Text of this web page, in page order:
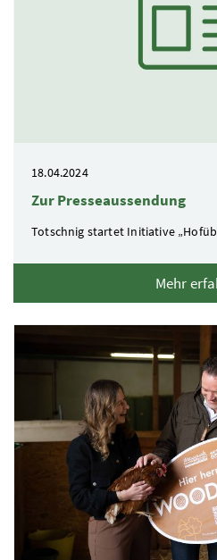
18.04.2024
Zur Presseaussendung
Totschnig startet Initiative
Mehr